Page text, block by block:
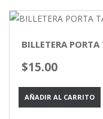
BILLETERA PORTA
$15.00
AÑADIR AL CARRITO